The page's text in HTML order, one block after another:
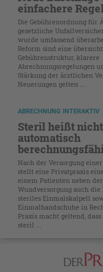
einfachere
Die Gebührenordnung für
gesetzliche
wurde umfassend
Reform sind eine
Gebührenstruktur, klarere
Abrechnungsregelungen
Stärkung der ärztlichen
Neuerungen gelten ...
ABRECHNUNG INTERAKTIV
Steril heißt nicht
automatisch
Nach der Versorgung
stellt eine Privatpraxis
einem Patienten neben
Wundversorgung auch
steriles Einmalskalpell
Einmalhandschuhe in
Praxis macht geltend,
steril ...